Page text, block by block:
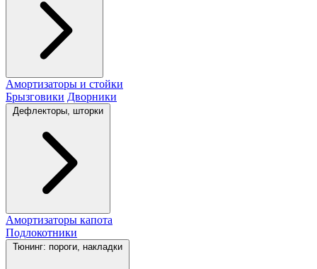
Амортизаторы и стойки
Брызговики Дворники
Дефлекторы, шторки
Амортизаторы капота
Подлокотники
Тюнинг: пороги, накладки